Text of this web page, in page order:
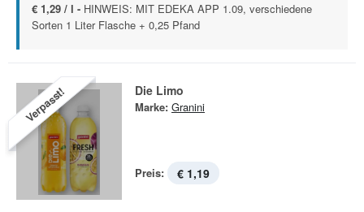
€ 1,29 / l - HINWEIS: MIT EDEKA APP 1.09, verschiedene
Sorten 1 Liter Flasche + 0,25 Pfand
Verpasst! Die Limo
Marke: Granini
Preis: € 1,19